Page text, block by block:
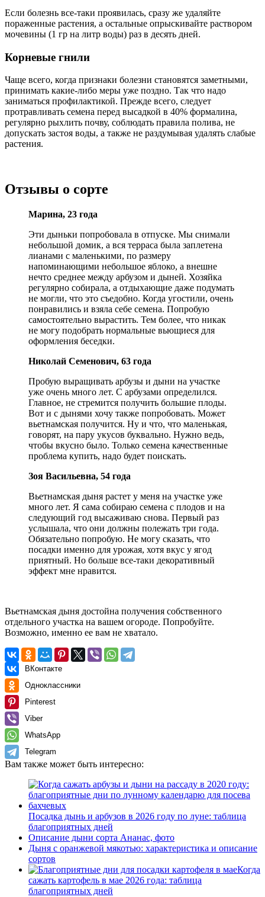
Если болезнь все-таки проявилась, сразу же удаляйте
пораженные растения, а остальные опрыскивайте раствором
мочевины (1 гр на литр воды) раз в десять дней.
Корневые гнили
Чаще всего, когда признаки болезни становятся заметными,
принимать какие-либо меры уже поздно. Так что надо
заниматься профилактикой. Прежде всего, следует
протравливать семена перед высадкой в 40% формалина,
регулярно рыхлить почву, соблюдать правила полива, не
допускать застоя воды, а также не раздумывая удалять слабые
растения.
Отзывы о сорте
Марина, 23 года
Эти дыньки попробовала в отпуске. Мы снимали
небольшой домик, а вся терраса была заплетена
лианами с маленькими, по размеру
напоминающими небольшое яблоко, а внешне
нечто среднее между арбузом и дыней. Хозяйка
регулярно собирала, а отдыхающие даже подумать
не могли, что это съедобно. Когда угостили, очень
понравились и взяла себе семена. Попробую
самостоятельно вырастить. Тем более, что никак
не могу подобрать нормальные вьющиеся для
оформления беседки.
Николай Семенович, 63 года
Пробую выращивать арбузы и дыни на участке
уже очень много лет. С арбузами определился.
Главное, не стремится получить большие плоды.
Вот и с дынями хочу также попробовать. Может
вьетнамская получится. Ну и что, что маленькая,
говорят, на пару укусов буквально. Нужно ведь,
чтобы вкусно было. Только семена качественные
проблема купить, надо будет поискать.
Зоя Васильевна, 54 года
Вьетнамская дыня растет у меня на участке уже
много лет. Я сама собираю семена с плодов и на
следующий год высаживаю снова. Первый раз
услышала, что они должны полежать три года.
Обязательно попробую. Не могу сказать, что
посадки именно для урожая, хотя вкус у ягод
приятный. Но больше все-таки декоративный
эффект мне нравится.
Вьетнамская дыня достойна получения собственного
отдельного участка на вашем огороде. Попробуйте.
Возможно, именно ее вам не хватало.
ВКонтакте
Одноклассники
Pinterest
Viber
WhatsApp
Telegram
Вам также может быть интересно:
Посадка дынь и арбузов в 2026 году по луне: таблица
благоприятных дней
Описание дыни сорта Ананас, фото
Дыня с оранжевой мякотью: характеристика и описание
сортов
Когда
сажать картофель в мае 2026 года: таблица
благоприятных дней